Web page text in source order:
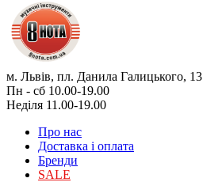
м. Львів, пл. Данила Галицького, 13
Пн - сб 10.00-19.00
Неділя 11.00-19.00
Про нас
Доставка і оплата
Бренди
SALE